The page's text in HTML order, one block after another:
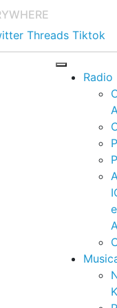
Threads Tiktok
Radio
e